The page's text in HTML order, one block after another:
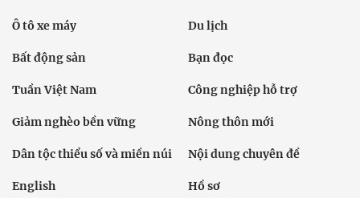
Ô tô xe máy Du lịch
Bất động sản Bạn đọc
Tuần Việt Nam Công nghiệp hỗ trợ
Giảm nghèo bền vững Nông thôn mới
Dân tộc thiểu số và miền núi Nội dung chuyên đề
English Hồ sơ